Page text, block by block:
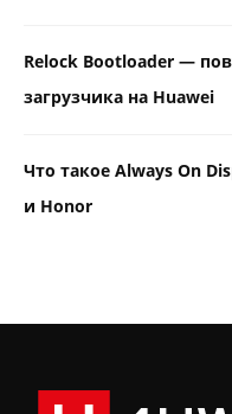
Relock Bootloader —
загрузчика на Huawei
Что такое Always On
и Honor